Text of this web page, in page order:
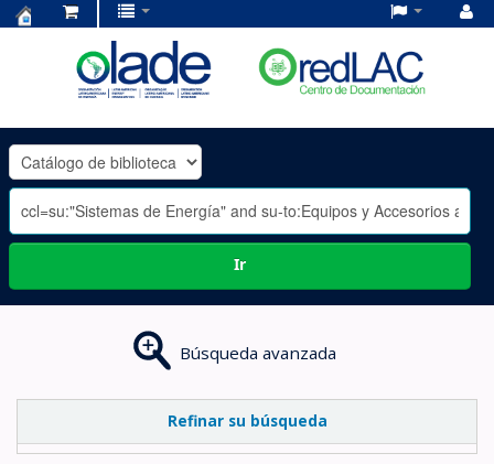
OLADE
-
Ir
Búsqueda avanzada
Refinar su búsqueda